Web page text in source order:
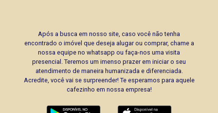
Após a busca em nosso site, caso você não tenha
encontrado o imóvel que deseja alugar ou comprar, chame a
nossa equipe no whatsapp ou faça-nos uma visita
presencial. Teremos um imenso prazer em iniciar o seu
atendimento de maneira humanizada e diferenciada.
Acredite, você vai se surpreender! Te esperamos para aquele
cafezinho em nossa empresa!